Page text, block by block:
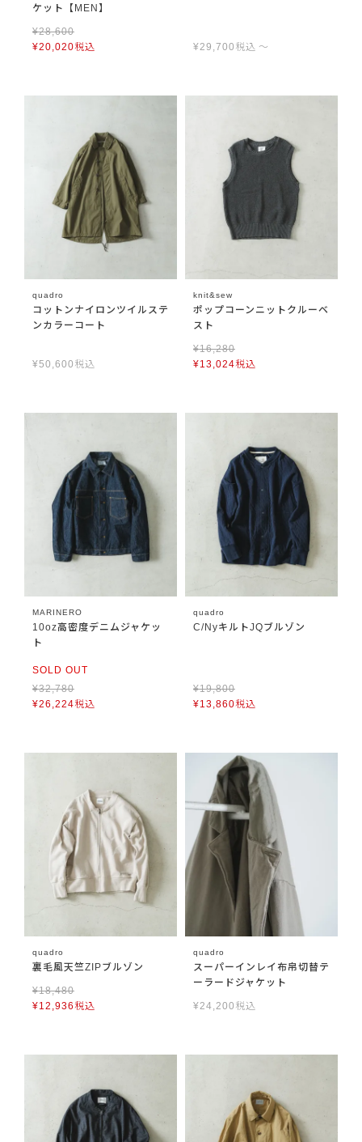
ケット【MEN】
¥28,600
¥20,020税込 ¥29,700 税込 〜
quadro
コットンナイロンツイルステ
ンカラーコート
¥50,600 税込
knit&sew
ポップコーンニットクルーベ
スト
¥16,280
¥13,024税込
MARINERO
10oz高密度デニムジャケッ
ト
SOLD OUT
¥32,780
¥26,224税込
quadro
C/NyキルトJQブルゾン
¥19,800
¥13,860税込
quadro
裏毛風天竺ZIPブルゾン
¥18,480
¥12,936税込
quadro
スーパーインレイ布帛切替テ
ーラードジャケット
¥24,200 税込